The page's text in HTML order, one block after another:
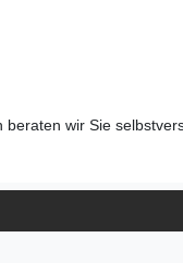
beraten wir Sie